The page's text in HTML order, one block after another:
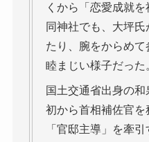
くから「恋愛成就
同神社でも、大坪
たり、腕をからめ
睦まじい様子だった
国土交通省出身の
初から首相補佐官
「官邸主導」を牽